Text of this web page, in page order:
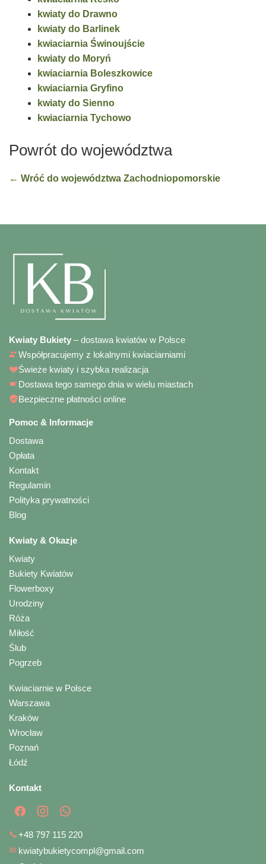
kwiaty do Drawno
kwiaty do Barlinek
kwiaciarnia Świnoujście
kwiaty do Moryń
kwiaciarnia Boleszkowice
kwiaciarnia Gryfino
kwiaty do Sienno
kwiaciarnia Tychowo
Powrót do województwa
← Wróć do województwa Zachodniopomorskie
Kwiaty Bukiety – dostawa kwiatów w Polsce
Współpracujemy z lokalnymi kwiaciarniami
Świeże kwiaty i szybka realizacja
Dostawa tego samego dnia w wielu miastach
Bezpieczne płatności online
Pomoc & Informacje
Dostawa
Opłata
Kontakt
Regulamin
Polityka prywatności
Blog
Kwiaty & Okazje
Kwiaty
Bukiety Kwiatów
Flowerboxy
Urodziny
Róża
Miłość
Ślub
Pogrzeb
Kwiaciarnie w Polsce
Warszawa
Kraków
Wrocław
Poznań
Łódź
Kontakt
📞+48 797 115 220
✉ kwiatybukietycompl@gmail.com